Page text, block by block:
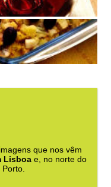
que nos vêm
Lisboa e, no norte do